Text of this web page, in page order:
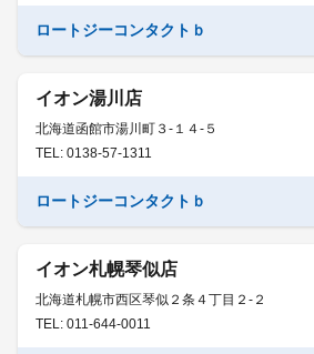
ロートジーコンタクトｂ
イオン湯川店
北海道函館市湯川町３-１４-５
TEL: 0138-57-1311
ロートジーコンタクトｂ
イオン札幌琴似店
北海道札幌市西区琴似２条４丁目２-２
TEL: 011-644-0011